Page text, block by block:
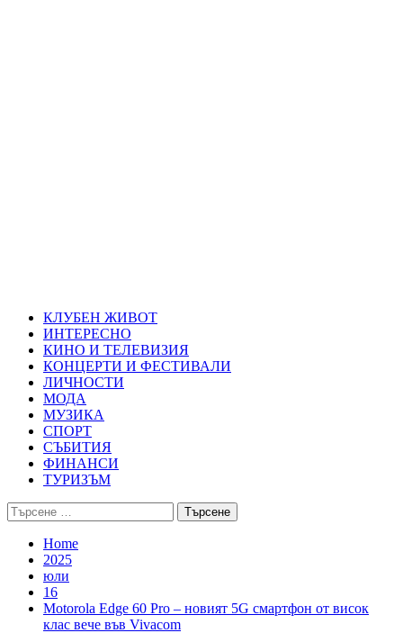
КЛУБЕН ЖИВОТ
ИНТЕРЕСНО
КИНО И ТЕЛЕВИЗИЯ
КОНЦЕРТИ И ФЕСТИВАЛИ
ЛИЧНОСТИ
МОДА
МУЗИКА
СПОРТ
СЪБИТИЯ
ФИНАНСИ
ТУРИЗЪМ
Търсене
за:
Home
2025
юли
16
Motorola Edge 60 Pro – новият 5G смартфон от висок
клас вече във Vivacom